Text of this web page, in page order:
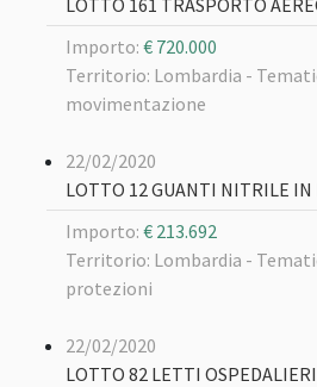
LOTTO 161 TRASPORTO
Importo: € 720.000
Territorio: Lombardia -
movimentazione
22/02/2020
LOTTO 12 GUANTI NITRILE IN
Importo: € 213.692
Territorio: Lombardia -
protezioni
22/02/2020
LOTTO 82 LETTI OSPEDALIERI